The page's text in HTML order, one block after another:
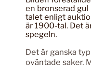
en bronserad
talet enligt
är 1900-tal. Det
spegeln.
Det är ganska
oväntade saker.